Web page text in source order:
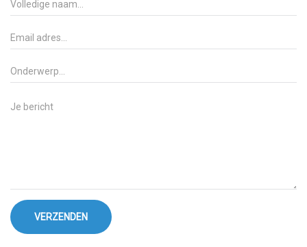
VERZENDEN